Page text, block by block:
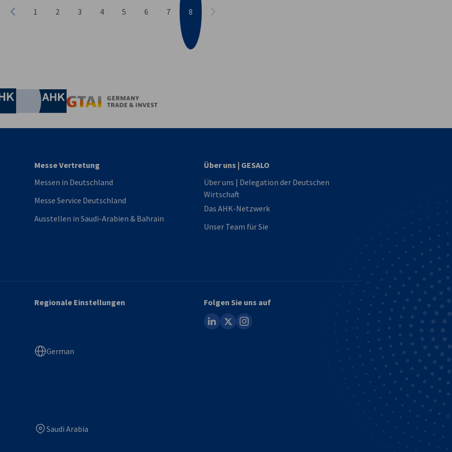
Vorherige
1 2 3 4 5 6 7 8
Nächste
Industrie- und Handelskammer
Industrie- und Handelskammer
AHK.de
Messe Vertretung
Messen in Deutschland
Messe Service Deutschland
Ausstellen in Saudi-Arabien & Bahrain
Über uns | GESALO
Über uns | Delegation der Deutschen
Wirtschaft
Das AHK-Netzwerk
Unser Team für Sie
Regionale Einstellungen
German
Saudi Arabia
Folgen Sie uns auf
linkedin
instagram